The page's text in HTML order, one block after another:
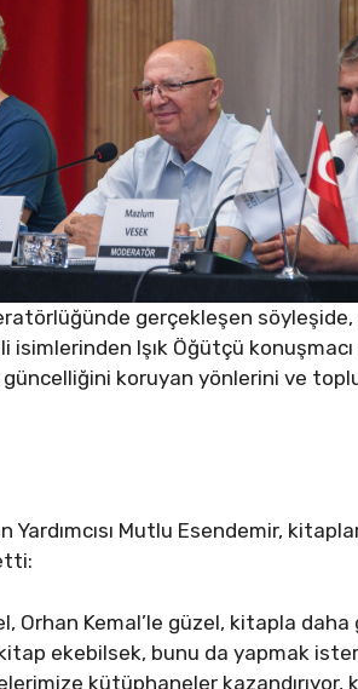
gerçekleşen
Işık Öğütçü konuşmacı
koruyan yönlerini ve
Mutlu Esendemir,
Orhan Kemal’le güzel, kitapla daha
ekebilsek, bunu da yapmak
kütüphaneler kazandırıyor,